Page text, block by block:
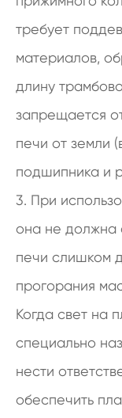
требует
материалов,
длину
запрещается
печи от земли
подшипника и
3. При
она не должна
печи слишком
прогорания
Когда свет на
специально
нести
обеспечить